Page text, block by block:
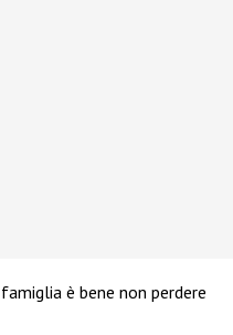
è bene non perdere